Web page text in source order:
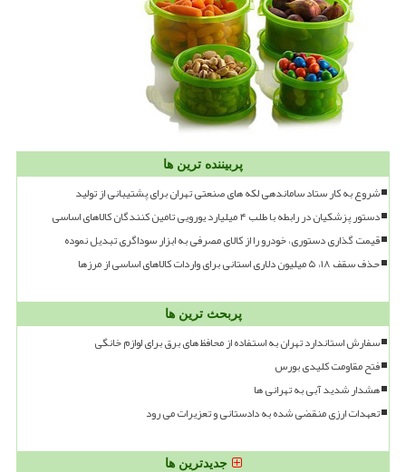
پربیننده ترین ها
شروع به کار ستاد ساماندهی لکه های صنعتی تهران برای پشتیبانی از تولید
دستور پزشکیان در رابطه با طلب ۴ میلیارد یورویی تامین کنندگان کالاهای اساسی
قیمت گذاری دستوری، خودرو را از کالای مصرفی به ابزار سوداگری تبدیل نموده
حذف سقف ۱۸، ۵ میلیون دلاری استانی برای واردات کالاهای اساسی از مرزها
پربحث ترین ها
سفارش استاندارد تهران به استفاده از محافظ های برق برای لوازم خانگی
فتح مقاومت کلیدی بورس
هشدار شدید آبی به تهرانی ها
تعهدات ارزی منقضی شده به دادستانی و تعزیرات می رود
جدیدترین ها